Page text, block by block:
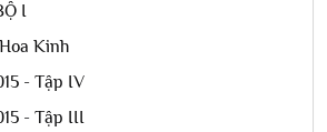
I
Kinh
- Tập IV
- Tập III